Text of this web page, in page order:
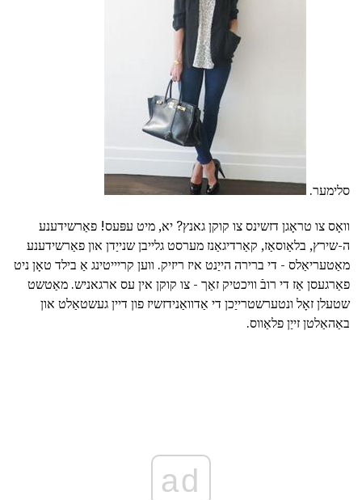
סלימער.
וואָס צו טראָגן דזשינס צו קוקן גאנץ? יא, מיט עפּעס! פאַרשידענע
ה-שירץ, בלאַוסאַז, קאַרדיגאַנז מערסט גלייבן שנייַדן און פאַרשידענע
מאַטעריאַלס - די ברירה הייַנט איז ריזיק. ווען קריייטינג אַ בילד טאָן ניט
פאַרגעסן אַז די רובֿ וויכטיק זאַך - צו קוקן אין עס ארגאניש. מאַטשט
שטעלן זאָל ונטערשטרייַכן די אַדוואַנידזשיז פון דיין געשטאַלט און
באַהאַלטן זייַן פלאַווס.
ad